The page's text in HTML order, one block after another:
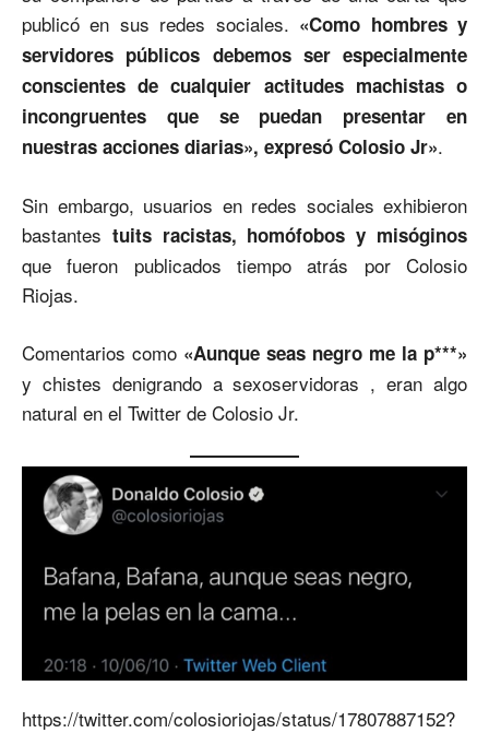
publicó en sus redes sociales. «Como hombres y
servidores públicos debemos ser especialmente
conscientes de cualquier actitudes machistas o
incongruentes que se puedan presentar en
nuestras acciones diarias», expresó Colosio Jr».
Sin embargo, usuarios en redes sociales exhibieron
bastantes tuits racistas, homófobos y misóginos
que fueron publicados tiempo atrás por Colosio
Riojas.
Comentarios como «Aunque seas negro me la p***»
y chistes denigrando a sexoservidoras , eran algo
natural en el Twitter de Colosio Jr.
https://twitter.com/colosioriojas/status/17807887152?